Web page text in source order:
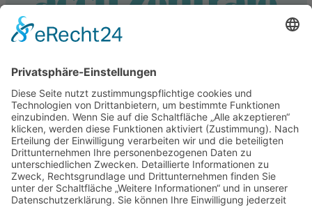
Service
Information
Unsere weiteren Shops